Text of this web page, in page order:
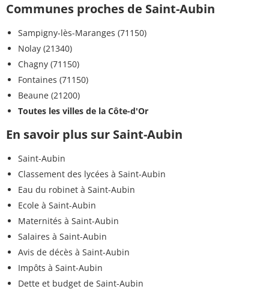
Communes proches de Saint-Aubin
Sampigny-lès-Maranges (71150)
Nolay (21340)
Chagny (71150)
Fontaines (71150)
Beaune (21200)
Toutes les villes de la Côte-d'Or
En savoir plus sur Saint-Aubin
Saint-Aubin
Classement des lycées à Saint-Aubin
Eau du robinet à Saint-Aubin
Ecole à Saint-Aubin
Maternités à Saint-Aubin
Salaires à Saint-Aubin
Avis de décès à Saint-Aubin
Impôts à Saint-Aubin
Dette et budget de Saint-Aubin